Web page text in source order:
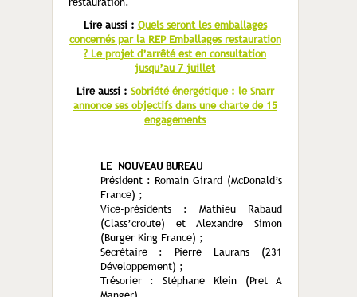
Lire aussi : Quels seront les emballages
concernés par la REP Emballages restauration
? Le projet d’arrêté est en consultation
jusqu’au 7 juillet
Lire aussi : Sobriété énergétique : le Snarr
annonce ses objectifs dans une charte de 15
engagements
LE NOUVEAU BUREAU
Président : Romain Girard (McDonald’s
France) ;
Vice-présidents : Mathieu Rabaud
(Class’croute) et Alexandre Simon
(Burger King France) ;
Secrétaire : Pierre Laurans (231
Développement) ;
Trésorier : Stéphane Klein (Pret A